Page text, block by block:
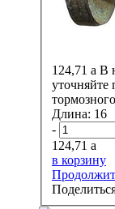
124,71 a В
уточняйте
Длина: 16
-
124,71 a
в корзину